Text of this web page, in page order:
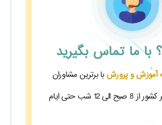
با ما تماس بگیرید
آموزش و پرورشبا برترین مشاوران
نظام وظیفه در سراسر کشور از 8 صبح الی 12 شب حتی ایام